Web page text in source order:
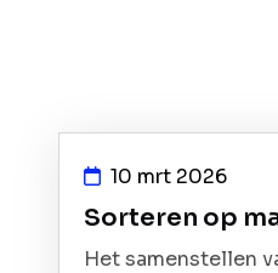
10 mrt 2026
Sorteren op
Het samenstellen